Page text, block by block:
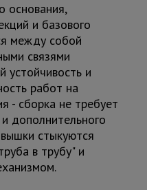
основания,
и базового
между собой
связями
устойчивость и
работ на
- сборка не требует
дополнительного
стыкуются
в трубу" и